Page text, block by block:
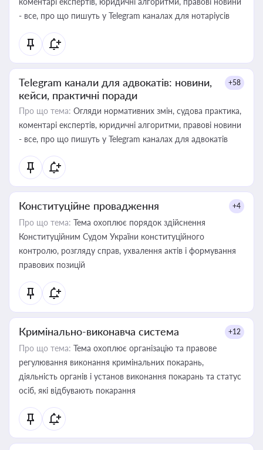
- все, про що пишуть у Telegram каналах для нотаріусів
Telegram канали для адвокатів: новини,
кейси, практичні поради
+58
Про що тема: Огляди нормативних змін, судова практика,
коментарі експертів, юридичні алгоритми, правові новини
- все, про що пишуть у Telegram каналах для адвокатів
Конституційне провадження +4
Про що тема: Тема охоплює порядок здійснення
Конституційним Судом України конституційного
контролю, розгляду справ, ухвалення актів і формування
правових позицій
Кримінально-виконавча система +12
Про що тема: Тема охоплює організацію та правове
регулювання виконання кримінальних покарань,
діяльність органів і установ виконання покарань та статус
осіб, які відбувають покарання